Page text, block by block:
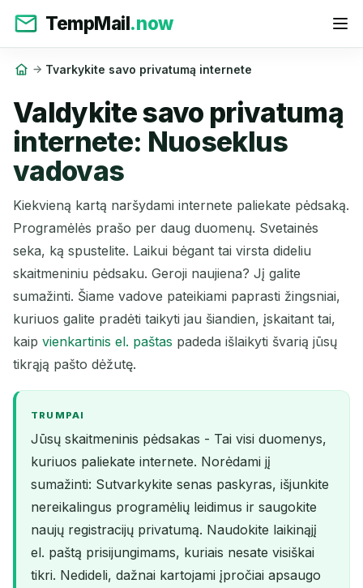
TempMail.now
Tvarkykite savo privatumą internete
Valdykite savo privatumą
internete: Nuoseklus
vadovas
Kiekvieną kartą naršydami internete paliekate pėdsaką.
Programėlės prašo per daug duomenų. Svetainės
seka, ką spustelite. Laikui bėgant tai virsta dideliu
skaitmeniniu pėdsaku. Geroji naujiena? Jį galite
sumažinti. Šiame vadove pateikiami paprasti žingsniai,
kuriuos galite pradėti taikyti jau šiandien, įskaitant tai,
kaip vienkartinis el. paštas padeda išlaikyti švarią jūsų
tikrąją pašto dėžutę.
TRUMPAI
Jūsų skaitmeninis pėdsakas - Tai visi duomenys,
kuriuos paliekate internete. Norėdami jį
sumažinti: Sutvarkykite senas paskyras, išjunkite
nereikalingus programėlių leidimus ir saugokite
naujų registracijų privatumą. Naudokite laikinąjį
el. paštą prisijungimams, kuriais nesate visiškai
tikri. Nedideli, dažnai kartojami įpročiai apsaugo